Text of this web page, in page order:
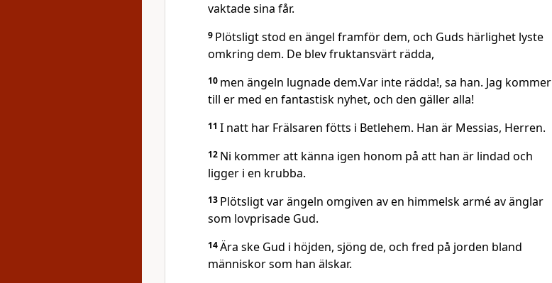
vaktade sina får.
9 Plötsligt stod en ängel framför dem, och Guds härlighet lyste
omkring dem. De blev fruktansvärt rädda,
10 men ängeln lugnade dem.Var inte rädda!, sa han. Jag kommer
till er med en fantastisk nyhet, och den gäller alla!
11 I natt har Frälsaren fötts i Betlehem. Han är Messias, Herren.
12 Ni kommer att känna igen honom på att han är lindad och
ligger i en krubba.
13 Plötsligt var ängeln omgiven av en himmelsk armé av änglar
som lovprisade Gud.
14Ära ske Gud i höjden, sjöng de, och fred på jorden bland
människor som han älskar.